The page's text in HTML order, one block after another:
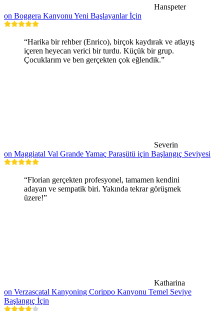
Hanspeter
on Boggera Kanyonu Yeni Başlayanlar İçin
“Harika bir rehber (Enrico), birçok kaydırak ve atlayış
içeren heyecan verici bir turdu. Küçük bir grup.
Çocuklarım ve ben gerçekten çok eğlendik.”
Severin
on Maggiatal Val Grande Yamaç Paraşütü için Başlangıç Seviyesi
“Florian gerçekten profesyonel, tamamen kendini
adayan ve sempatik biri. Yakında tekrar görüşmek
üzere!”
Katharina
on Verzascatal Kanyoning Corippo Kanyonu Temel Seviye
Başlangıç İçin